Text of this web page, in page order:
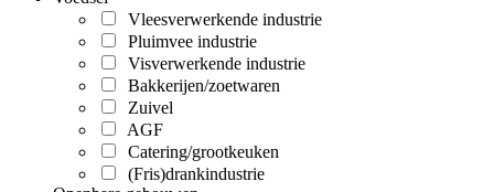
Vleesverwerkende industrie
Pluimvee industrie
Visverwerkende industrie
Bakkerijen/zoetwaren
Zuivel
AGF
Catering/grootkeuken
(Fris)drankindustrie